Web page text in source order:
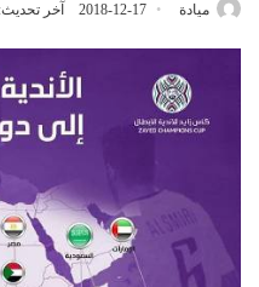
ميادة 2018-12-17 آخر تحديث: 2018-12-17